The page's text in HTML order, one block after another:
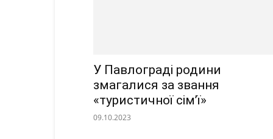
У Павлограді родини
змагалися за звання
«туристичної сім’ї»
09.10.2023